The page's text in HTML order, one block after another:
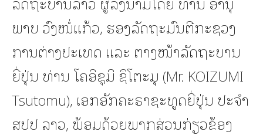
ພາບ ວົງໜໍ່ແກ້ວ, ຮອງລັດຖະມົນຕີກະຊວງ
ການຕ່າງປະເທດ ແລະ ຕາງໜ້າລັດຖະບານ
ຍີ່ປຸ່ນ ທ່ານ ໂຄອິຊຸມິ ຊຶໂຕະມຸ (Mr. KOIZUMI
Tsutomu), ເອກອັກຄະຣາຊະທູດຍີ່ປຸ່ນ ປະຈໍາ
ສປປ ລາວ, ພ້ອມດ້ວຍພາກສ່ວນກ່ຽວຂ້ອງ